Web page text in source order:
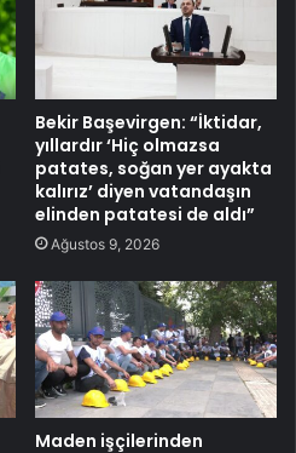
Bekir Başevirgen: “İktidar,
yıllardır ‘Hiç olmazsa
patates, soğan yer ayakta
kalırız’ diyen vatandaşın
elinden patatesi de aldı”
Ağustos 9, 2026
Maden işçilerinden